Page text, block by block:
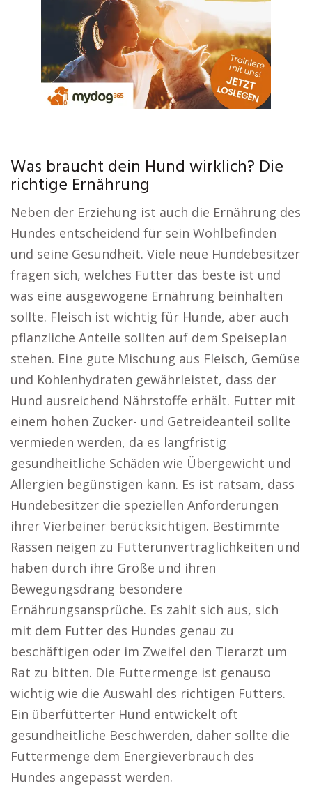
Was braucht dein Hund wirklich? Die
richtige Ernährung
Neben der Erziehung ist auch die Ernährung des
Hundes entscheidend für sein Wohlbefinden
und seine Gesundheit. Viele neue Hundebesitzer
fragen sich, welches Futter das beste ist und
was eine ausgewogene Ernährung beinhalten
sollte. Fleisch ist wichtig für Hunde, aber auch
pflanzliche Anteile sollten auf dem Speiseplan
stehen. Eine gute Mischung aus Fleisch, Gemüse
und Kohlenhydraten gewährleistet, dass der
Hund ausreichend Nährstoffe erhält. Futter mit
einem hohen Zucker- und Getreideanteil sollte
vermieden werden, da es langfristig
gesundheitliche Schäden wie Übergewicht und
Allergien begünstigen kann. Es ist ratsam, dass
Hundebesitzer die speziellen Anforderungen
ihrer Vierbeiner berücksichtigen. Bestimmte
Rassen neigen zu Futterunverträglichkeiten und
haben durch ihre Größe und ihren
Bewegungsdrang besondere
Ernährungsansprüche. Es zahlt sich aus, sich
mit dem Futter des Hundes genau zu
beschäftigen oder im Zweifel den Tierarzt um
Rat zu bitten. Die Futtermenge ist genauso
wichtig wie die Auswahl des richtigen Futters.
Ein überfütterter Hund entwickelt oft
gesundheitliche Beschwerden, daher sollte die
Futtermenge dem Energieverbrauch des
Hundes angepasst werden.